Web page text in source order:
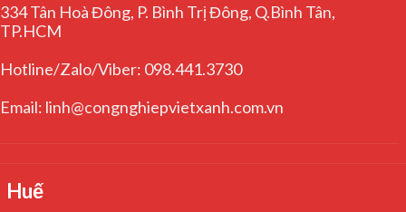
334 Tân Hoà Đông, P. Bình Trị Đông, Q.Bình Tân,
TP.HCM
Hotline/Zalo/Viber: 098.441.3730
Email: linh@congnghiepvietxanh.com.vn
Huế